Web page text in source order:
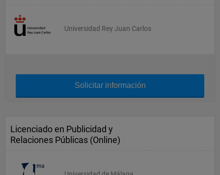
Universidad Rey Juan Carlos
Solicitar información
Licenciado en Publicidad y
Relaciones Públicas (Online)